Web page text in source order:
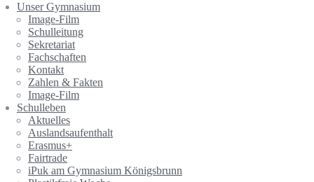
Unser Gymnasium
Image-Film
Schulleitung
Sekretariat
Fachschaften
Kontakt
Zahlen & Fakten
Image-Film
Schulleben
Aktuelles
Auslandsaufenthalt
Erasmus+
Fairtrade
iPuk am Gymnasium Königsbrunn